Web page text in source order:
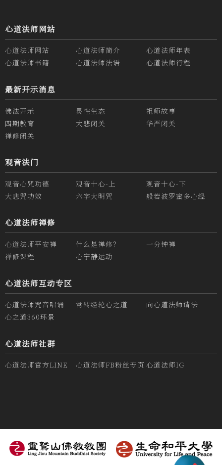
心道法师网站
心道法师网站 心道法师简介
心道法师年表
心道法师书籍
心道法师法语 心道法师行程
最新开示消息
佛法开示 灵性生态
祖师故事
四期教育
大悲闭关
华严闭关
禅修闭关
观音法门
观音心咒功德 观音十心-上
观音十心-下
大悲咒功效
六字大明咒 般若波罗蜜多心经
心道法师禅修
心道法师平安禅 什么是禅修？
一分钟禅
禅修课程
心宁静运动
心道法师互动专区
心道法师咒音唱诵 常转经轮心之道
向心道法师请法
心之道360环景
心道法师社群
心道法师官方LINE 心道法师FB粉丝专页 心道法师IG